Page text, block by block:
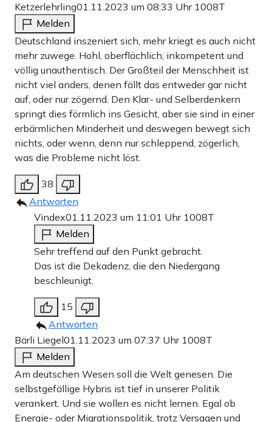
größte Geldgeber. Zwischen 2018 und 2021 unterstützte
die Bundesregierung bereits den „Pandemic Emergency
Financing Facility“-Fonds der Weltbank mit 74 Millionen
von insgesamt 181 Millionen Dollar – und war damit
ebenfalls der zahlungskräftigste Spender.
Nicht zu vergessen ist außerdem die „Coalition for
Epidemic Preparedness Innovations“ (CEPI), die sich für
eine künftige Impfstoff-Entwicklung in Pandemien
innerhalb von 100 Tagen einsetzt. Die Initiative wird von
Deutschland mit rund 697 Millionen US-Dollar
unterstützt – auch hier liegen wir deutlich vor anderen
privaten und öffentlichen Geldgebern (
Apollo Newsberichtete). Die Liste ließe sich fortführen.
Ketzerlehrling01.11.2023 um 08:33 Uhr 1008T
Melden
Deutschland inszeniert sich, mehr kriegt es auch nicht
mehr zuwege. Hohl, oberflächlich, inkompetent und
völlig unauthentisch. Der Großteil der Menschheit ist
nicht viel anders, denen fällt das entweder gar nicht
auf, oder nur zögernd. Den Klar- und Selberdenkern
springt dies förmlich ins Gesicht, aber sie sind in einer
erbärmlichen Minderheit und deswegen bewegt sich
nichts, oder wenn, denn nur schleppend, zögerlich,
was die Probleme nicht löst.
38
Antworten
Vindex01.11.2023 um 11:01 Uhr 1008T
Melden
Sehr treffend auf den Punkt gebracht.
Das ist die Dekadenz, die den Niedergang
beschleunigt.
15
Antworten
Bärli Liegel01.11.2023 um 07:37 Uhr 1008T
Melden
Am deutschen Wesen soll die Welt genesen. Die
selbstgefällige Hybris ist tief in unserer Politik
verankert. Und sie wollen es nicht lernen. Egal ob
Energie- oder Migrationspolitik, trotz Versagen und